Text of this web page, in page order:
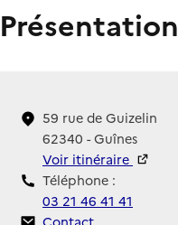
Présentation
59 rue de Guizelin
62340 - Guînes
Voir itinéraire
Téléphone :
03 21 46 41 41
Contact